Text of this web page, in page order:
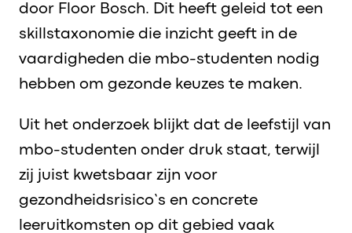
door Floor Bosch. Dit heeft geleid tot een
skillstaxonomie die inzicht geeft in de
vaardigheden die mbo-studenten nodig
hebben om gezonde keuzes te maken.
Uit het onderzoek blijkt dat de leefstijl van
mbo-studenten onder druk staat, terwijl
zij juist kwetsbaar zijn voor
gezondheidsrisico’s en concrete
leeruitkomsten op dit gebied vaak